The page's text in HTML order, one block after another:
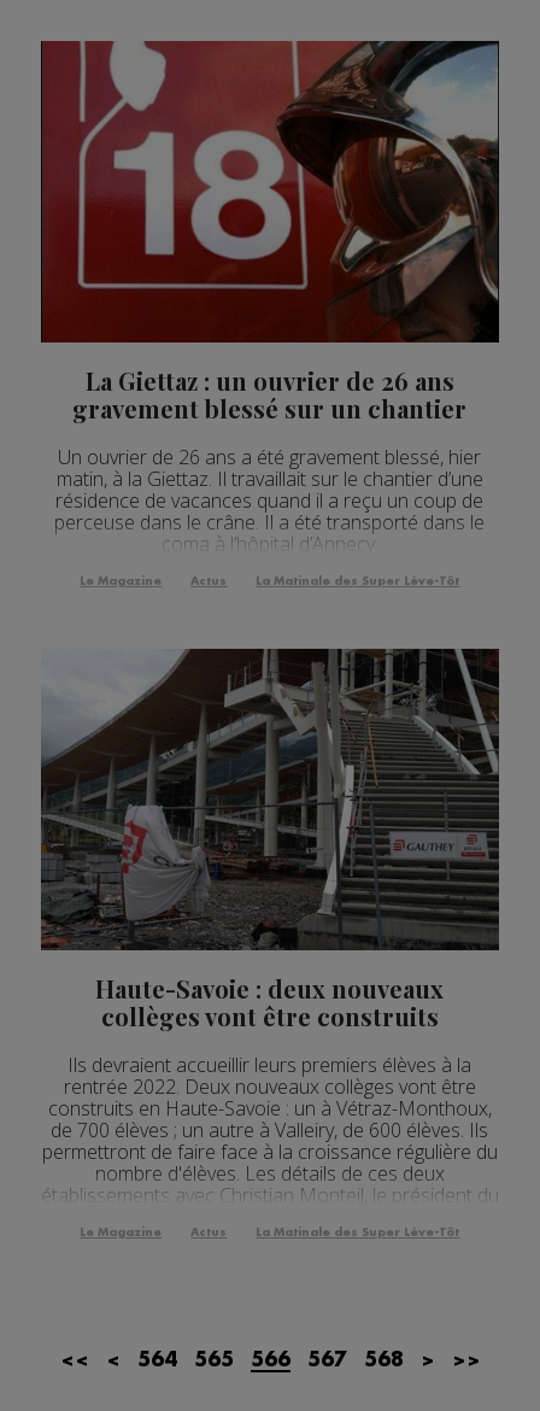
La Giettaz : un ouvrier de 26 ans
gravement blessé sur un chantier
Un ouvrier de 26 ans a été gravement blessé, hier
matin, à la Giettaz. Il travaillait sur le chantier d’une
résidence de vacances quand il a reçu un coup de
perceuse dans le crâne. Il a été transporté dans le
coma à l’hôpital d’Annecy.
Le Magazine Actus La Matinale des Super Lève-Tôt
Haute-Savoie : deux nouveaux
collèges vont être construits
Ils devraient accueillir leurs premiers élèves à la
rentrée 2022. Deux nouveaux collèges vont être
construits en Haute-Savoie : un à Vétraz-Monthoux,
de 700 élèves ; un autre à Valleiry, de 600 élèves. Ils
permettront de faire face à la croissance régulière du
nombre d'élèves. Les détails de ces deux
établissements avec Christian Monteil, le président du
Le Magazine Actus La Matinale des Super Lève-Tôt
<< < 564 565 566 567 568 > >>